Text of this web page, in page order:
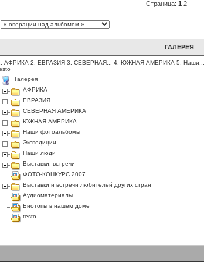
Страница: 1 2
ГАЛЕРЕЯ
АФРИКА 2. ЕВРАЗИЯ 3. СЕВЕРНАЯ... 4. ЮЖНАЯ АМЕРИКА 5. Наши...
Галерея
АФРИКА
ЕВРАЗИЯ
СЕВЕРНАЯ АМЕРИКА
ЮЖНАЯ АМЕРИКА
Наши фотоальбомы
Экспедиции
Наши люди
Выставки, встречи
ФОТО-КОНКУРС 2007
Выставки и встречи любителей других стран
Аудиоматериалы
Биотопы в нашем доме
testo